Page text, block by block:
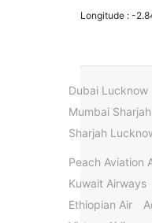
Longitude :-
Dubai Lucknow
Mumbai Sharjah
Sharjah
Peach Aviation
Kuwait Airways
Ethiopian Air